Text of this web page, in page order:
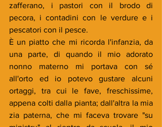
zafferano, i pastori con il brodo di
pecora, i contadini con le verdure e i
pescatori con il pesce.
È un piatto che mi ricorda l'infanzia, da
una parte, di quando il mio adorato
nonno materno mi portava con sé
all'orto ed io potevo gustare alcuni
ortaggi, tra cui le fave, freschissime,
appena colti dalla pianta; dall'altra la mia
zia paterna, che mi faceva trovare "su